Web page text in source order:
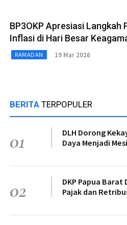
BP3OKP Apresiasi Langkah
Inflasi di Hari Besar
RAMADAN 19 Mar 2026
BERITA TERPOPULER
01
DLH Dorong
Daya Menjadi
02
DKP Papua Barat
Pajak dan